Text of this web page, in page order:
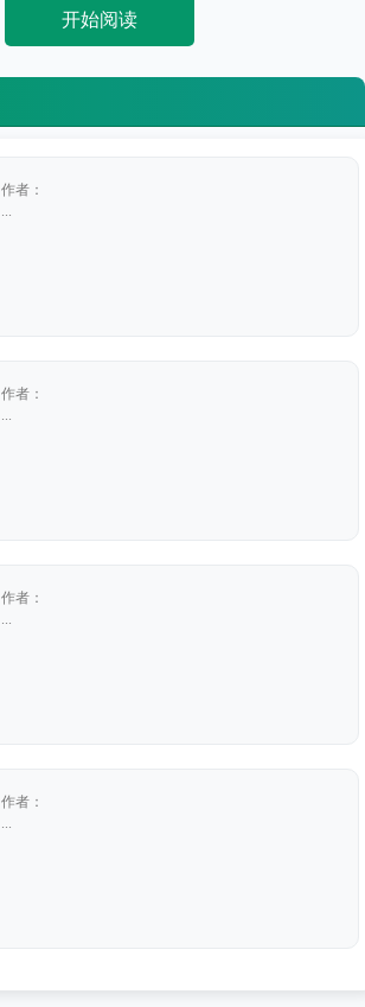
开始阅读
作者：
作者：
作者：
作者：